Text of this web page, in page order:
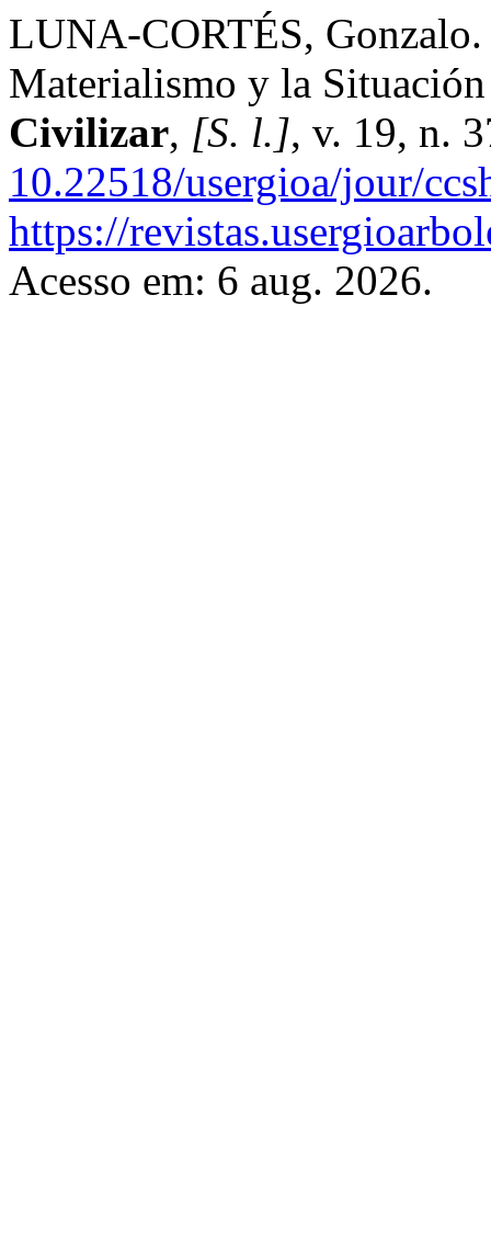
LUNA-CORTÉS,
Materialismo y la
Civilizar, [S. l.], v. 19, n.
10.22518/usergioa/jour/
https://
Acesso em: 6 aug. 2026.